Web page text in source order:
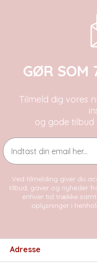
GØR SOM
Tilmeld dig vores
og gode tilbud
Email
Ved tilmelding giver du
tilbud, gaver og nyheder
enhver tid trække
oplysninger i
Adresse